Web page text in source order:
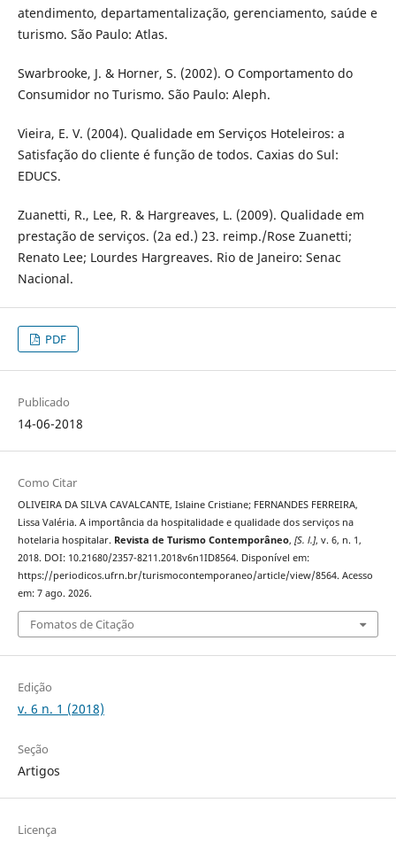
atendimento, departamentalização, gerenciamento, saúde e
turismo. São Paulo: Atlas.
Swarbrooke, J. & Horner, S. (2002). O Comportamento do
Consumidor no Turismo. São Paulo: Aleph.
Vieira, E. V. (2004). Qualidade em Serviços Hoteleiros: a
Satisfação do cliente é função de todos. Caxias do Sul:
EDUCS.
Zuanetti, R., Lee, R. & Hargreaves, L. (2009). Qualidade em
prestação de serviços. (2a ed.) 23. reimp./Rose Zuanetti;
Renato Lee; Lourdes Hargreaves. Rio de Janeiro: Senac
Nacional.
PDF
Publicado
14-06-2018
Como Citar
OLIVEIRA DA SILVA CAVALCANTE, Islaine Cristiane; FERNANDES FERREIRA,
Lissa Valéria. A importância da hospitalidade e qualidade dos serviços na
hotelaria hospitalar. Revista de Turismo Contemporâneo, [S. l.], v. 6, n. 1,
2018. DOI: 10.21680/2357-8211.2018v6n1ID8564. Disponível em:
https://periodicos.ufrn.br/turismocontemporaneo/article/view/8564. Acesso
em: 7 ago. 2026.
Fomatos de Citação
Edição
v. 6 n. 1 (2018)
Seção
Artigos
Licença